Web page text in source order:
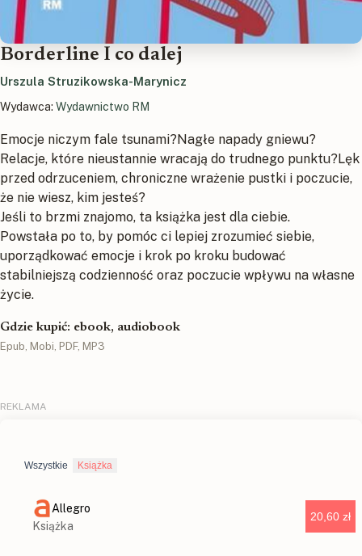
Borderline I co dalej
Urszula Struzikowska-Marynicz
Wydawca: Wydawnictwo RM
Emocje niczym fale tsunami?Nagłe napady gniewu?
Relacje, które nieustannie wracają do trudnego punktu?Lęk
przed odrzuceniem, chroniczne wrażenie pustki i poczucie,
że nie wiesz, kim jesteś?
Jeśli to brzmi znajomo, ta książka jest dla ciebie.
Powstała po to, by pomóc ci lepiej zrozumieć siebie,
uporządkować emocje i krok po kroku budować
stabilniejszą codzienność oraz poczucie wpływu na własne
życie.
Gdzie kupić: ebook, audiobook
Epub, Mobi, PDF, MP3